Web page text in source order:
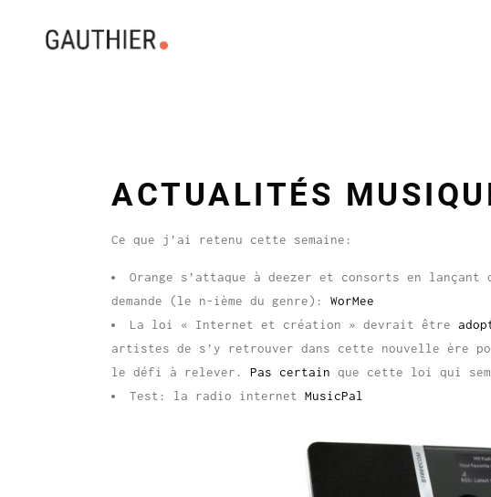
ACTUALITÉS
Ce que j’ai retenu cette semaine:
Orange s’attaque à deezer et consorts en
demande (le n-ième du genre): WorMee
La loi « Internet et création » devrait être
artistes de s’y retrouver dans cette nouvelle ère
le défi à relever. Pas certain que cette loi qui
Test: la radio internet MusicPal